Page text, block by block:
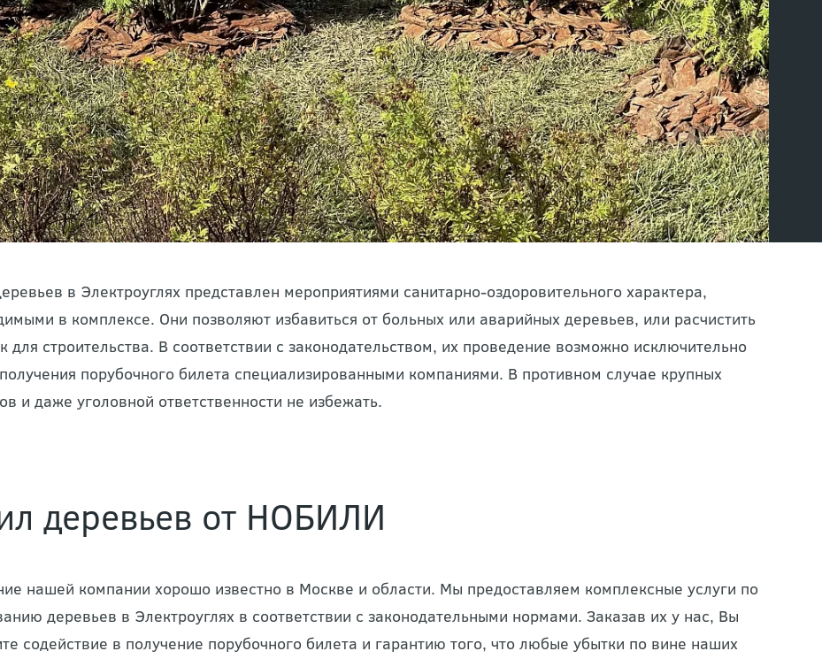
в Электроуглях представлен мероприятиями санитарно-оздоровительного характера,
в комплексе. Они позволяют избавиться от больных или аварийных деревьев, или расчистить
для строительства. В соответствии с законодательством, их проведение возможно исключительно
порубочного билета специализированными компаниями. В противном случае крупных
и даже уголовной ответственности не избежать.
деревьев от НОБИЛИ
нашей компании хорошо известно в Москве и области. Мы предоставляем комплексные услуги по
деревьев в Электроуглях в соответствии с законодательными нормами. Заказав их у нас, Вы
содействие в получение порубочного билета и гарантию того, что любые убытки по вине наших